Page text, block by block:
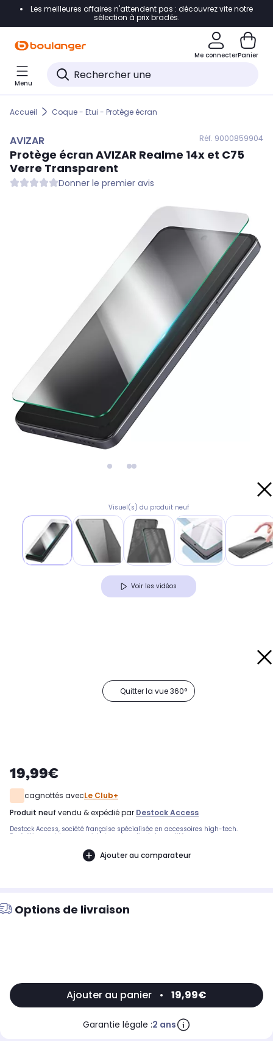
Accéder directement à la navigation
Accéder directement au pied de page
Accéder directement au chatbot
Les meilleures affaires n'attendent pas : découvrez vite notre
sélection à prix bradés.
Me connecterPanier
Menu
Accueil Coque - Etui - Protège écran
AVIZAR Réf. 9000859904
Protège écran AVIZAR Realme 14x et C75
Verre Transparent
Donner le premier avis
Visuel(s) du produit neuf
Voir les vidéos
Quitter la vue 360°
19,99€
cagnottés avecLe Club+
produit neuf vendu & expédié par Destock Access
Destock Access, société française spécialisée en accessoires high-tech.
Expédition rapide avec suivi et service client de qualité.
Ajouter au comparateur
Options de livraison
Ajouter au panier • 19,99€
Garantie légale :2 ans